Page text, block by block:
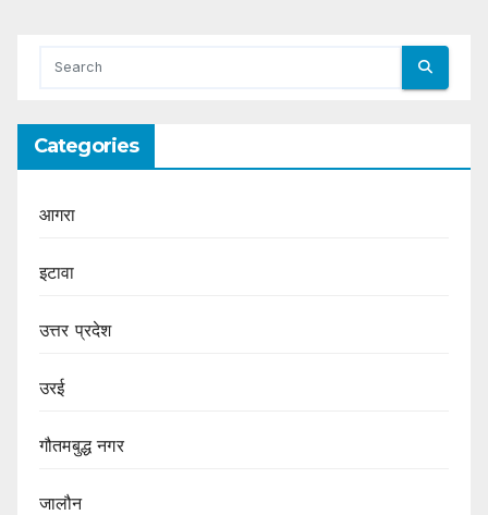
Categories
आगरा
इटावा
उत्तर प्रदेश
उरई
गौतमबुद्ध नगर
जालौन